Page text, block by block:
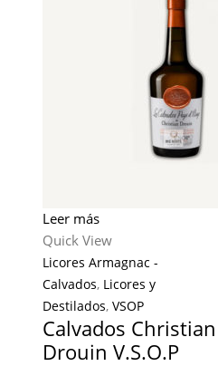
Leer más
Quick View
Licores Armagnac -
Calvados, Licores y
Destilados, VSOP
Calvados Christian
Drouin V.S.O.P